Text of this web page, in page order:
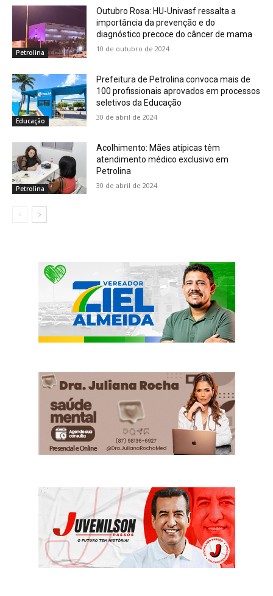
Petrolina
Outubro Rosa: HU-Univasf ressalta a
importância da prevenção e do
diagnóstico precoce do câncer de mama
10 de outubro de 2024
Educação
Prefeitura de Petrolina convoca mais de
100 profissionais aprovados em processos
seletivos da Educação
30 de abril de 2024
Petrolina
Acolhimento: Mães atípicas têm
atendimento médico exclusivo em
Petrolina
30 de abril de 2024